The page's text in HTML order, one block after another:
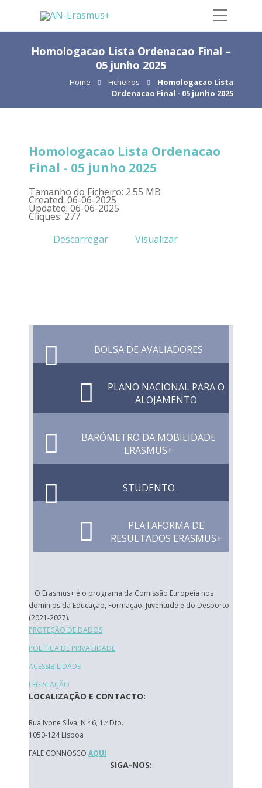
Homologacao Lista Ordenacao Final –
05 junho 2025
Home Ficheiros
Homologacao Lista
Ordenacao Final - 05 junho 2025
Homologacao Lista Ordenacao
Final - 05 junho 2025
Tamanho do Ficheiro: 2.55 MB
Created: 06-06-2025
Updated: 06-06-2025
Cliques: 277
Descarregar
Visualizar
BOLSA DE AVALIADORES
PLANO NACIONAL PARA O
ALOJAMENTO
BARÓMETRO DA MOBILIDADE
ERASMUS+
STUDENTO
PLATAFORMA DE
RESULTADOS ERASMUS+
O Erasmus+ é o programa da Comissão Europeia nos
domínios da Educação, Formação, Juventude e do Desporto
(2021-2027).
PROTEÇÃO DE DADOS
POLÍTICA DE PRIVACIDADE
ACESSIBILIDADE
LEGISLAÇÃO
LOCALIZAÇÃO E CONTACTO:
Rua Ivone Silva, N.º 6, 1.º Dto.
1050-124 Lisboa
FALE CONNOSCO AQUI
SIGA-NOS: